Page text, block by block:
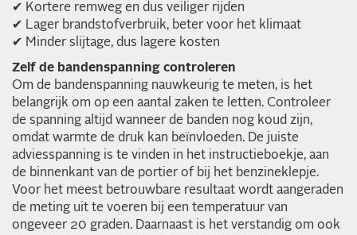
✔ Kortere remweg en dus veiliger rijden
✔ Lager brandstofverbruik, beter voor het klimaat
✔ Minder slijtage, dus lagere kosten
Zelf de bandenspanning controleren
Om de bandenspanning nauwkeurig te meten, is het
belangrijk om op een aantal zaken te letten. Controleer
de spanning altijd wanneer de banden nog koud zijn,
omdat warmte de druk kan beïnvloeden. De juiste
adviesspanning is te vinden in het instructieboekje, aan
de binnenkant van de portier of bij het benzineklepje.
Voor het meest betrouwbare resultaat wordt aangeraden
de meting uit te voeren bij een temperatuur van
ongeveer 20 graden. Daarnaast is het verstandig om ook